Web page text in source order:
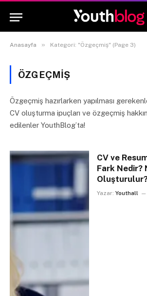
Anasayfa » Kategori: "Özgeçmiş" (Page 3)
ÖZGEÇMIŞ
Özgeçmiş hazırlarken yapılması
CV oluşturma ipuçları ve özgeçmiş
edilenler YouthBlog’ta!
CV ve
Fark Nedir?
Yazar: Youthall